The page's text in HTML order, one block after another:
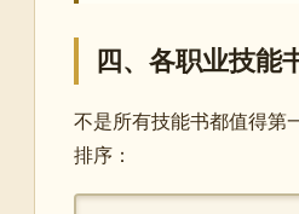
四、各职业技能
不是所有技能书都值得第
排序：